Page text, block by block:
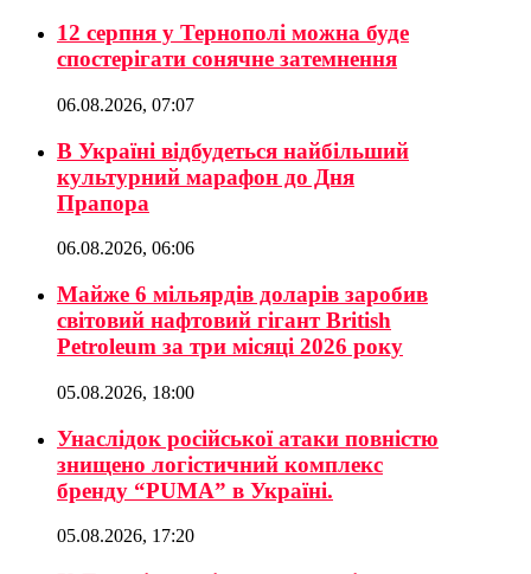
12 серпня у Тернополі можна буде
спостерігати сонячне затемнення
06.08.2026, 07:07
В Україні відбудеться найбільший
культурний марафон до Дня
Прапора
06.08.2026, 06:06
Майже 6 мільярдів доларів заробив
світовий нафтовий гігант British
Petroleum за три місяці 2026 року
05.08.2026, 18:00
Унаслідок російської атаки повністю
знищено логістичний комплекс
бренду “PUMA” в Україні.
05.08.2026, 17:20